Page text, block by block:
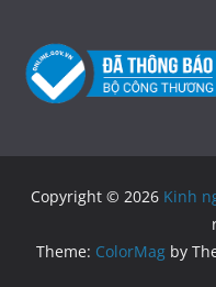
Copyright © 2026 Kinh
Theme: ColorMag by